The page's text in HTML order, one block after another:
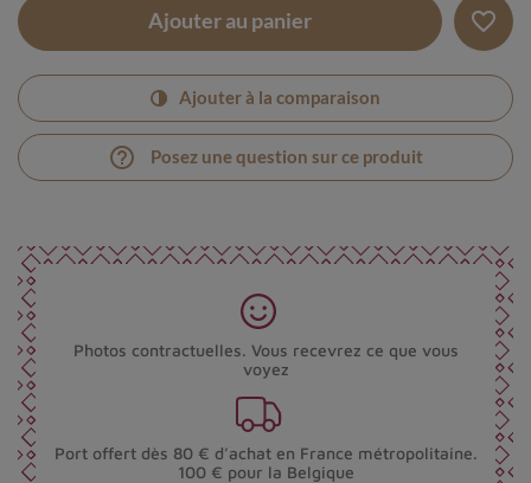
Ajouter au panier favorite_border
Ajouter à la comparaison
help_outline Posez une question sur ce produit
Photos contractuelles. Vous recevrez ce que vous
voyez
Port offert dès 80 € d’achat en France métropolitaine.
100 € pour la Belgique